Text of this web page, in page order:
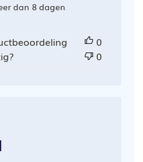
dan 8 dagen
0
0